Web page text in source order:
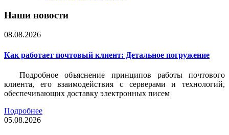
Наши новости
08.08.2026
Как работает почтовый клиент: Детальное погружение
Подробное объяснение принципов работы почтового
клиента, его взаимодействия с серверами и технологий,
обеспечивающих доставку электронных писем
Подробнее
05.08.2026